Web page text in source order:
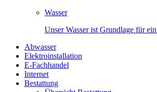
Wasser
Unser Wasser ist Grundlage für
Abwasser
Elektroinstallation
E-Fachhandel
Internet
Bestattung